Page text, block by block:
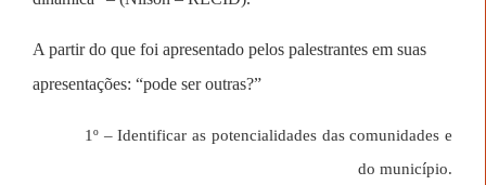
A partir do que foi apresentado pelos palestrantes em suas
apresentações: “pode ser outras?”
1º – Identificar as potencialidades das comunidades e
do município.